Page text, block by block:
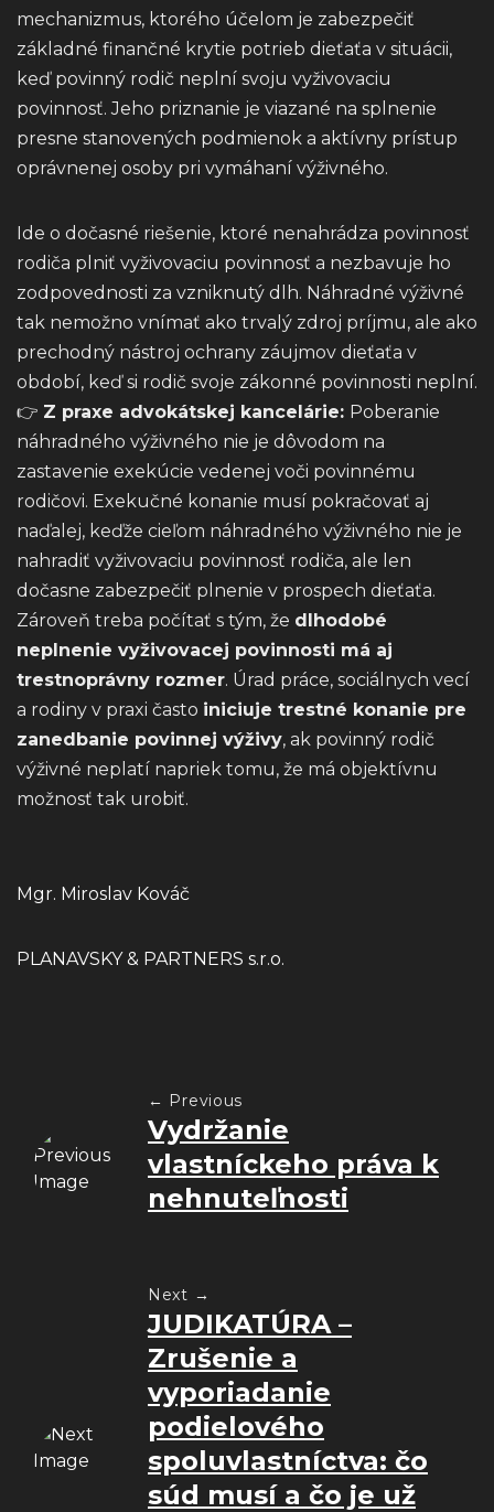
mechanizmus, ktorého účelom je zabezpečiť
základné finančné krytie potrieb dieťaťa v situácii,
keď povinný rodič neplní svoju vyživovaciu
povinnosť. Jeho priznanie je viazané na splnenie
presne stanovených podmienok a aktívny prístup
oprávnenej osoby pri vymáhaní výživného.
Ide o dočasné riešenie, ktoré nenahrádza povinnosť
rodiča plniť vyživovaciu povinnosť a nezbavuje ho
zodpovednosti za vzniknutý dlh. Náhradné výživné
tak nemožno vnímať ako trvalý zdroj príjmu, ale ako
prechodný nástroj ochrany záujmov dieťaťa v
období, keď si rodič svoje zákonné povinnosti neplní.
👉 Z praxe advokátskej kancelárie: Poberanie
náhradného výživného nie je dôvodom na
zastavenie exekúcie vedenej voči povinnému
rodičovi. Exekučné konanie musí pokračovať aj
naďalej, keďže cieľom náhradného výživného nie je
nahradiť vyživovaciu povinnosť rodiča, ale len
dočasne zabezpečiť plnenie v prospech dieťaťa.
Zároveň treba počítať s tým, že dlhodobé
neplnenie vyživovacej povinnosti má aj
trestnoprávny rozmer. Úrad práce, sociálnych vecí
a rodiny v praxi často iniciuje trestné konanie pre
zanedbanie povinnej výživy, ak povinný rodič
výživné neplatí napriek tomu, že má objektívnu
možnosť tak urobiť.
Mgr. Miroslav Kováč
PLANAVSKY & PARTNERS s.r.o.
← Previous
Vydržanie
vlastníckeho práva k
nehnuteľnosti
Next →
JUDIKATÚRA –
Zrušenie a
vyporiadanie
podielového
spoluvlastníctva: čo
súd musí a čo je už